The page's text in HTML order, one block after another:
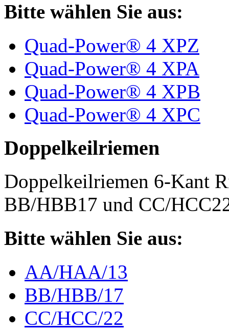
Bitte wählen Sie aus:
Quad-Power® 4 XPZ
Quad-Power® 4 XPA
Quad-Power® 4 XPB
Quad-Power® 4 XPC
Doppelkeilriemen
Doppelkeilriemen 6-Kant
BB/HBB17 und CC/
Bitte wählen Sie aus:
AA/HAA/13
BB/HBB/17
CC/HCC/22